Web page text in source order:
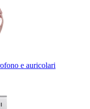
e auricolari